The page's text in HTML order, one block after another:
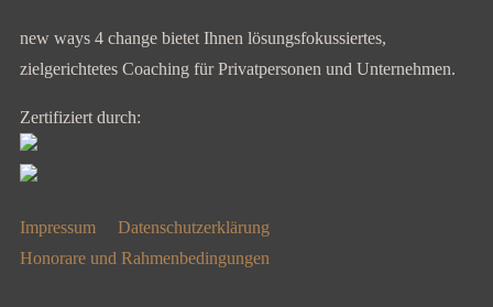
new ways 4 change bietet Ihnen lösungsfokussiertes,
zielgerichtetes Coaching für Privatpersonen und Unternehmen.
Zertifiziert durch:
Impressum
Datenschutzerklärung
Honorare und Rahmenbedingungen